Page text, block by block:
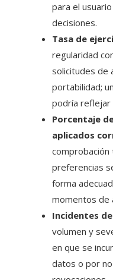
para el
decisiones.
Tasa de
regularidad
solicitudes de
portabilidad;
podría reflejar
Porcentaje
aplicados
comprobación
preferencias
forma
momentos de
Incidentes
volumen y
en que se
datos o por